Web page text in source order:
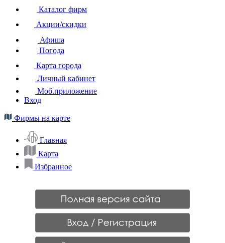
Каталог фирм
Акции/скидки
Афиша
Погода
Карта города
Личный кабинет
Моб.приложение
Вход
Фирмы на карте
Главная
Карта
Избранное